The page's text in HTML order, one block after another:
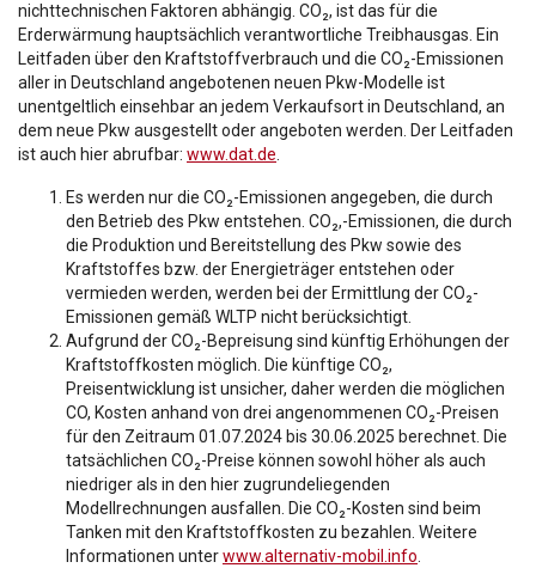
nichttechnischen Faktoren abhängig. CO₂, ist das für die
Erderwärmung hauptsächlich verantwortliche Treibhausgas. Ein
Leitfaden über den Kraftstoffverbrauch und die CO₂-Emissionen
aller in Deutschland angebotenen neuen Pkw-Modelle ist
unentgeltlich einsehbar an jedem Verkaufsort in Deutschland, an
dem neue Pkw ausgestellt oder angeboten werden. Der Leitfaden
ist auch hier abrufbar: www.dat.de.
Es werden nur die CO₂-Emissionen angegeben, die durch
den Betrieb des Pkw entstehen. CO₂,-Emissionen, die durch
die Produktion und Bereitstellung des Pkw sowie des
Kraftstoffes bzw. der Energieträger entstehen oder
vermieden werden, werden bei der Ermittlung der CO₂-
Emissionen gemäß WLTP nicht berücksichtigt.
Aufgrund der CO₂-Bepreisung sind künftig Erhöhungen der
Kraftstoffkosten möglich. Die künftige CO₂,
Preisentwicklung ist unsicher, daher werden die möglichen
CO, Kosten anhand von drei angenommenen CO₂-Preisen
für den Zeitraum 01.07.2024 bis 30.06.2025 berechnet. Die
tatsächlichen CO₂-Preise können sowohl höher als auch
niedriger als in den hier zugrundeliegenden
Modellrechnungen ausfallen. Die CO₂-Kosten sind beim
Tanken mit den Kraftstoffkosten zu bezahlen. Weitere
Informationen unterwww.alternativ-mobil.info.